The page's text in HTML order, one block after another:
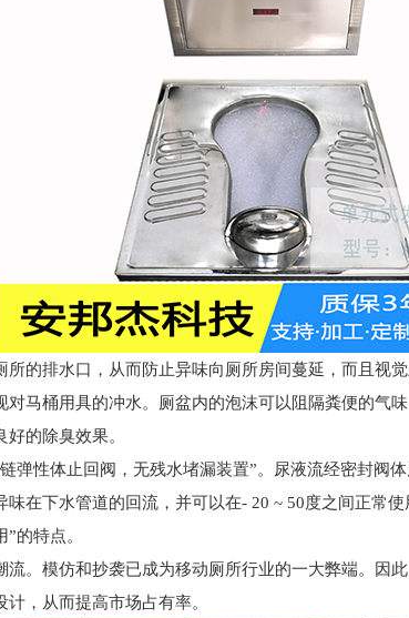
的排水口，从而防止异味向厕所房间蔓延，而且视
马桶用具的冲水。厕盆内的泡沫可以阻隔粪便的气
的除臭效果。
弹性体止回阀，无残水堵漏装置”。尿液流经密封阀
在下水管道的回流，并可以在- 20 ~ 50度之间正常
的特点。
。模仿和抄袭已成为移动厕所行业的一大弊端。因
，从而提高市场占有率。